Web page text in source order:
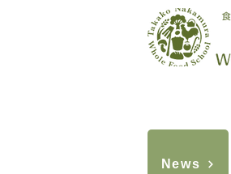
News